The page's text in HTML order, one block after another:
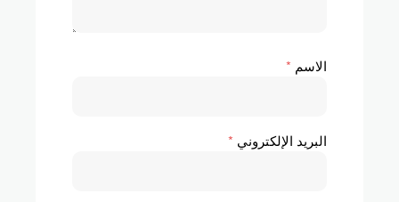
الاسم *
البريد الإلكتروني *